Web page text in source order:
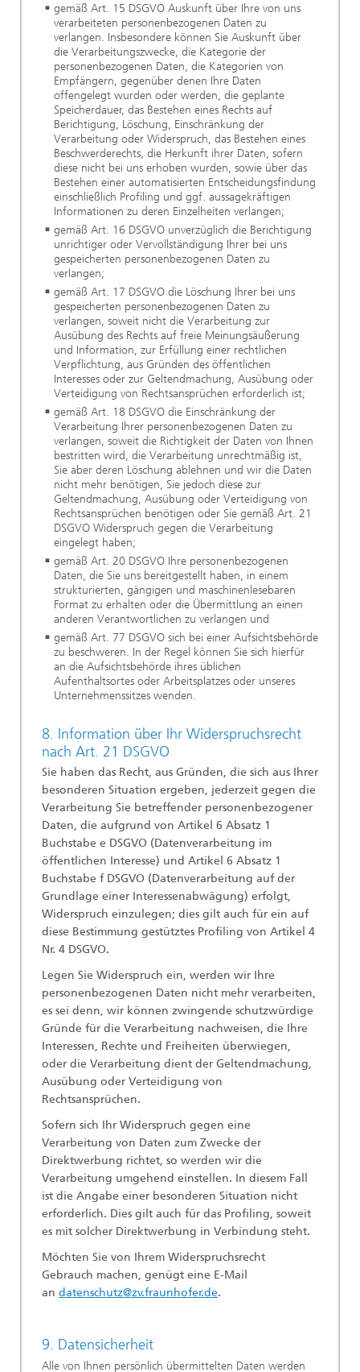
gemäß Art. 15 DSGVO Auskunft über Ihre von uns
verarbeiteten personenbezogenen Daten zu
verlangen. Insbesondere können Sie Auskunft über
die Verarbeitungszwecke, die Kategorie der
personenbezogenen Daten, die Kategorien von
Empfängern, gegenüber denen Ihre Daten
offengelegt wurden oder werden, die geplante
Speicherdauer, das Bestehen eines Rechts auf
Berichtigung, Löschung, Einschränkung der
Verarbeitung oder Widerspruch, das Bestehen eines
Beschwerderechts, die Herkunft ihrer Daten, sofern
diese nicht bei uns erhoben wurden, sowie über das
Bestehen einer automatisierten Entscheidungsfindung
einschließlich Profiling und ggf. aussagekräftigen
Informationen zu deren Einzelheiten verlangen;
gemäß Art. 16 DSGVO unverzüglich die Berichtigung
unrichtiger oder Vervollständigung Ihrer bei uns
gespeicherten personenbezogenen Daten zu
verlangen;
gemäß Art. 17 DSGVO die Löschung Ihrer bei uns
gespeicherten personenbezogenen Daten zu
verlangen, soweit nicht die Verarbeitung zur
Ausübung des Rechts auf freie Meinungsäußerung
und Information, zur Erfüllung einer rechtlichen
Verpflichtung, aus Gründen des öffentlichen
Interesses oder zur Geltendmachung, Ausübung oder
Verteidigung von Rechtsansprüchen erforderlich ist;
gemäß Art. 18 DSGVO die Einschränkung der
Verarbeitung Ihrer personenbezogenen Daten zu
verlangen, soweit die Richtigkeit der Daten von Ihnen
bestritten wird, die Verarbeitung unrechtmäßig ist,
Sie aber deren Löschung ablehnen und wir die Daten
nicht mehr benötigen, Sie jedoch diese zur
Geltendmachung, Ausübung oder Verteidigung von
Rechtsansprüchen benötigen oder Sie gemäß Art. 21
DSGVO Widerspruch gegen die Verarbeitung
eingelegt haben;
gemäß Art. 20 DSGVO Ihre personenbezogenen
Daten, die Sie uns bereitgestellt haben, in einem
strukturierten, gängigen und maschinenlesebaren
Format zu erhalten oder die Übermittlung an einen
anderen Verantwortlichen zu verlangen und
gemäß Art. 77 DSGVO sich bei einer Aufsichtsbehörde
zu beschweren. In der Regel können Sie sich hierfür
an die Aufsichtsbehörde ihres üblichen
Aufenthaltsortes oder Arbeitsplatzes oder unseres
Unternehmenssitzes wenden.
8. Information über Ihr Widerspruchsrecht
nach Art. 21 DSGVO
Sie haben das Recht, aus Gründen, die sich aus Ihrer
besonderen Situation ergeben, jederzeit gegen die
Verarbeitung Sie betreffender personenbezogener
Daten, die aufgrund von Artikel 6 Absatz 1
Buchstabe e DSGVO (Datenverarbeitung im
öffentlichen Interesse) und Artikel 6 Absatz 1
Buchstabe f DSGVO (Datenverarbeitung auf der
Grundlage einer Interessenabwägung) erfolgt,
Widerspruch einzulegen; dies gilt auch für ein auf
diese Bestimmung gestütztes Profiling von Artikel 4
Nr. 4 DSGVO.
Legen Sie Widerspruch ein, werden wir Ihre
personenbezogenen Daten nicht mehr verarbeiten,
es sei denn, wir können zwingende schutzwürdige
Gründe für die Verarbeitung nachweisen, die Ihre
Interessen, Rechte und Freiheiten überwiegen,
oder die Verarbeitung dient der Geltendmachung,
Ausübung oder Verteidigung von
Rechtsansprüchen.
Sofern sich Ihr Widerspruch gegen eine
Verarbeitung von Daten zum Zwecke der
Direktwerbung richtet, so werden wir die
Verarbeitung umgehend einstellen. In diesem Fall
ist die Angabe einer besonderen Situation nicht
erforderlich. Dies gilt auch für das Profiling, soweit
es mit solcher Direktwerbung in Verbindung steht.
Möchten Sie von Ihrem Widerspruchsrecht
Gebrauch machen, genügt eine E-Mail
an datenschutz@zv.fraunhofer.de.
9. Datensicherheit
Alle von Ihnen persönlich übermittelten Daten werden